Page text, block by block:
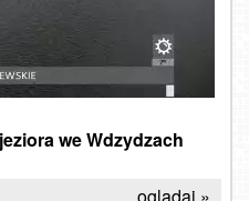
we Wdzydzach